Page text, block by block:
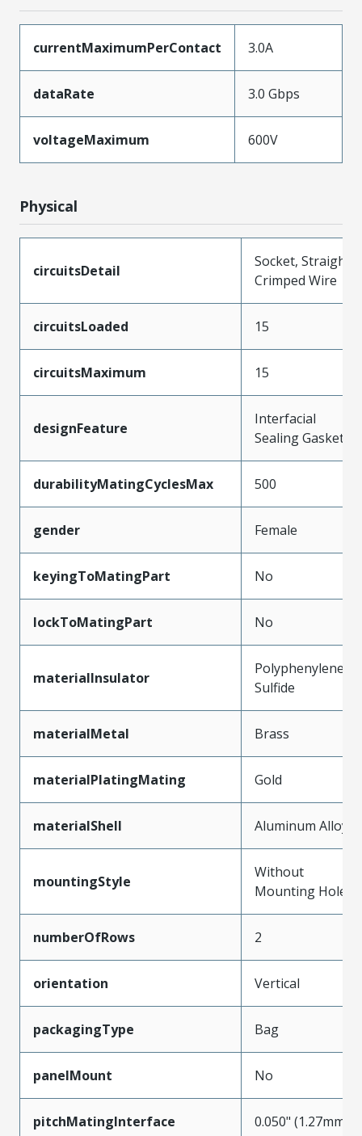
currentMaximumPerContact 3.0A
dataRate 3.0 Gbps
voltageMaximum 600V
Physical
circuitsDetail
Socket, Straight,
Crimped Wire
circuitsLoaded 15
circuitsMaximum 15
designFeature
Interfacial
Sealing Gasket
durabilityMatingCyclesMax 500
gender Female
keyingToMatingPart No
lockToMatingPart No
materialInsulator
Polyphenylene
Sulfide
materialMetal Brass
materialPlatingMating Gold
materialShell Aluminum Alloy
mountingStyle
Without
Mounting Holes
numberOfRows 2
orientation Vertical
packagingType Bag
panelMount No
pitchMatingInterface 0.050" (1.27mm)